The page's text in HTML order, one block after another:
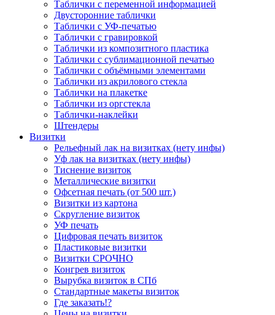
Таблички с переменной информацией
Двусторонние таблички
Таблички с УФ-печатью
Таблички с гравировкой
Таблички из композитного пластика
Таблички с сублимационной печатью
Таблички с объёмными элементами
Таблички из акрилового стекла
Таблички на плакетке
Таблички из оргстекла
Таблички-наклейки
Штендеры
Визитки
Рельефный лак на визитках (нету инфы)
Уф лак на визитках (нету инфы)
Тиснение визиток
Металлические визитки
Офсетная печать (от 500 шт.)
Визитки из картона
Скругление визиток
УФ печать
Цифровая печать визиток
Пластиковые визитки
Визитки СРОЧНО
Конгрев визиток
Вырубка визиток в СПб
Стандартные макеты визиток
Где заказать!?